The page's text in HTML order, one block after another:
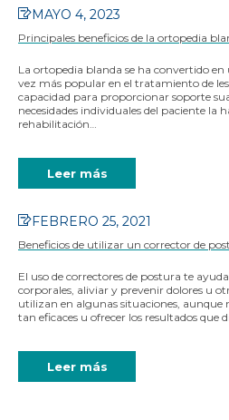
MAYO 4, 2023
Principales beneficios de la ortopedia
La ortopedia blanda se ha convertido
vez más popular en el tratamiento de
capacidad para proporcionar soporte
necesidades individuales del paciente la
rehabilitación…
Leer más
FEBRERO 25, 2021
Beneficios de utilizar un corrector de
El uso de correctores de postura te
corporales, aliviar y prevenir dolores u
utilizan en algunas situaciones, aunque
tan eficaces u ofrecer los resultados que
Leer más